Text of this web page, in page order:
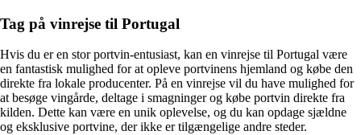
Tag på vinrejse til Portugal
Hvis du er en stor portvin-entusiast, kan en vinrejse til Portugal være
en fantastisk mulighed for at opleve portvinens hjemland og købe den
direkte fra lokale producenter. På en vinrejse vil du have mulighed for
at besøge vingårde, deltage i smagninger og købe portvin direkte fra
kilden. Dette kan være en unik oplevelse, og du kan opdage sjældne
og eksklusive portvine, der ikke er tilgængelige andre steder.